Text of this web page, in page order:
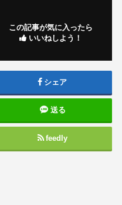
この記事が気に入ったら
いいねしよう！
シェア
送る
feedly